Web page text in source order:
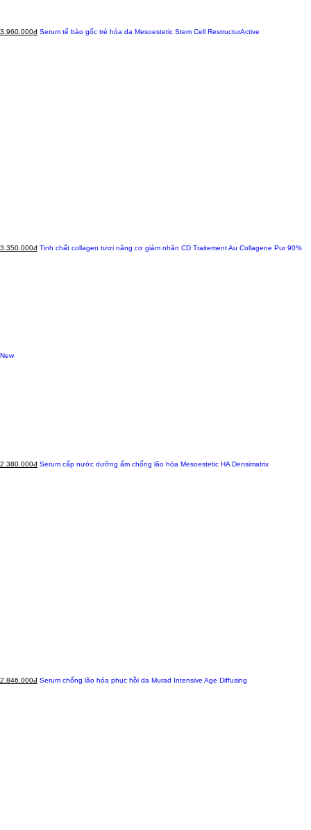
3.960.000đ Serum tế bào gốc trẻ hóa da Mesoestetic Stem Cell RestructurActive
3.350.000đ Tinh chất collagen tươi nâng cơ giảm nhăn CD Traitement Au Collagene Pur 90%
New
2.380.000đ Serum cấp nước dưỡng ẩm chống lão hóa Mesoestetic HA Densimatrix
2.846.000đ Serum chống lão hóa phục hồi da Murad Intensive Age Diffusing